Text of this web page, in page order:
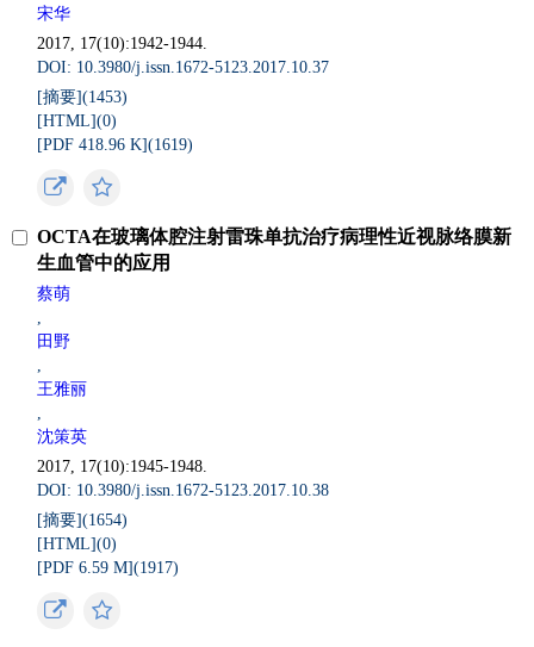
宋华
2017, 17(10):1942-1944.
DOI: 10.3980/j.issn.1672-5123.2017.10.37
[摘要](1453)
[HTML](0)
[PDF 418.96 K](1619)
OCTA在玻璃体腔注射雷珠单抗治疗病理性近视脉络膜新
生血管中的应用
蔡萌
,
田野
,
王雅丽
,
沈策英
2017, 17(10):1945-1948.
DOI: 10.3980/j.issn.1672-5123.2017.10.38
[摘要](1654)
[HTML](0)
[PDF 6.59 M](1917)